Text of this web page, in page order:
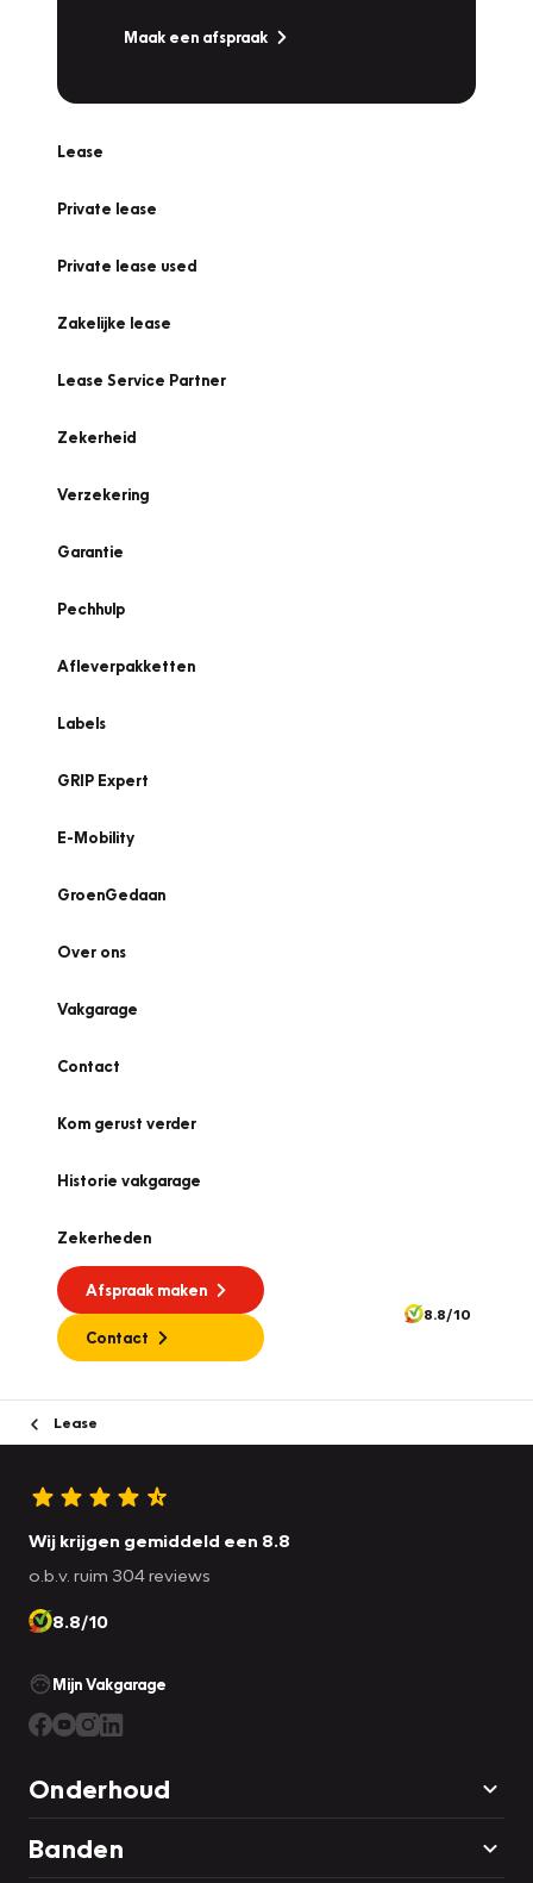
Maak een afspraak
Lease
Private lease
Private lease used
Zakelijke lease
Lease Service Partner
Zekerheid
Verzekering
Garantie
Pechhulp
Afleverpakketten
Labels
GRIP Expert
E-Mobility
GroenGedaan
Over ons
Vakgarage
Contact
Kom gerust verder
Historie vakgarage
Zekerheden
Afspraak maken
Contact
8.8/10
Lease
Wij krijgen gemiddeld een 8.8
o.b.v. ruim 304 reviews
8.8/10
Mijn Vakgarage
Onderhoud
Banden